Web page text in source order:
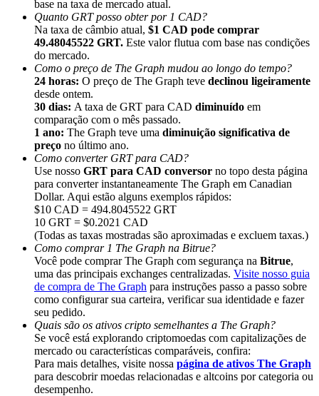
Indicação
Convide um amigo para receber recompensas em dinheiro
Deposit CASHCAT & Win
Deposit CASHCAT & Win
Share 500000 CASHCAT prize pool
Exclusive for BitMart Users
Register & Trade to Win 500,000 USDT
base na taxa de mercado atual.
Quanto GRT posso obter por 1 CAD?
Na taxa de câmbio atual, $1 CAD pode comprar
49.48045522 GRT. Este valor flutua com base nas condições
do mercado.
Como o preço de The Graph mudou ao longo do tempo?
24 horas: O preço de The Graph teve declinou ligeiramente
desde ontem.
30 dias: A taxa de GRT para CAD diminuído em
comparação com o mês passado.
1 ano: The Graph teve uma diminuição significativa de
preço no último ano.
Como converter GRT para CAD?
Use nosso GRT para CAD conversor no topo desta página
para converter instantaneamente The Graph em Canadian
Dollar. Aqui estão alguns exemplos rápidos:
$10 CAD = 494.8045522 GRT
10 GRT = $0.2021 CAD
(Todas as taxas mostradas são aproximadas e excluem taxas.)
Como comprar 1 The Graph na Bitrue?
Você pode comprar The Graph com segurança na Bitrue,
uma das principais exchanges centralizadas. Visite nosso guia
de compra de The Graph para instruções passo a passo sobre
como configurar sua carteira, verificar sua identidade e fazer
seu pedido.
Quais são os ativos cripto semelhantes a The Graph?
Se você está explorando criptomoedas com capitalizações de
mercado ou características comparáveis, confira:
Para mais detalhes, visite nossa página de ativos The Graph
para descobrir moedas relacionadas e altcoins por categoria ou
desempenho.